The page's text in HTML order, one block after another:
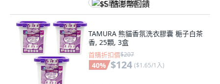
$5 酷澎幣回饋
TAMURA 熊貓香氛洗衣膠囊 梔子白茶
香, 25顆, 3盒
首購折扣價$207
40% $124 ($1.65/1入)